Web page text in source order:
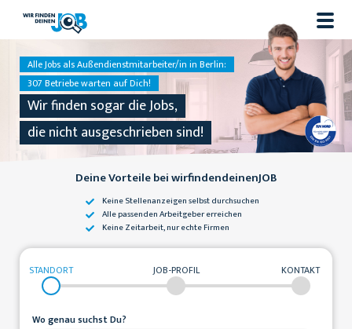
Alle Jobs als Außendienstmitarbeiter/in in Berlin:
307 Betriebe warten auf Dich!
Wir finden sogar die Jobs,
die nicht ausgeschrieben sind!
Deine Vorteile bei wirfindendeinenJOB
Keine Stellenanzeigenselbst durchsuchen
Alle passendenArbeitgeber erreichen
Keine Zeitarbeit,nur echte Firmen
STANDORT JOB-PROFIL KONTAKT
Wo genau suchst Du?